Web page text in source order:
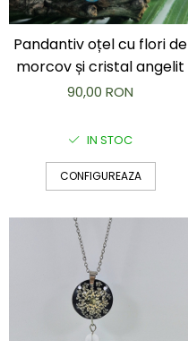
Brățară
Bijuterii copii
Colier / Pandantiv
Bijuterii argint
Colier / Pandantiv
Cercei
Set bijuterii
Bijuterii oțel
Colier / Pandantiv
Pandantiv oțel cu flori de
morcov și cristal angelit
90,00 RON
IN STOC
CONFIGUREAZA